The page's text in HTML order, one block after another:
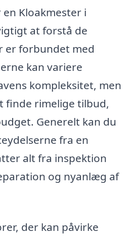
Kloakmester i
at forstå de
er forbundet med
kan variere
kompleksitet, men
finde rimelige tilbud,
Generelt kan du
fra en
alt fra inspektion
og nyanlæg af
der kan påvirke